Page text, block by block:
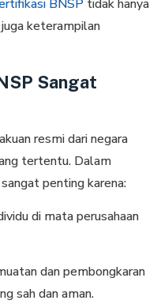
BNSP tidak hanya
keterampilan
Sangat
resmi dari negara
tertentu. Dalam
penting karena:
di mata perusahaan
dan pembongkaran
sah dan aman.